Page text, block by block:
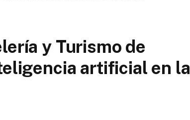
y Turismo de
artificial en la